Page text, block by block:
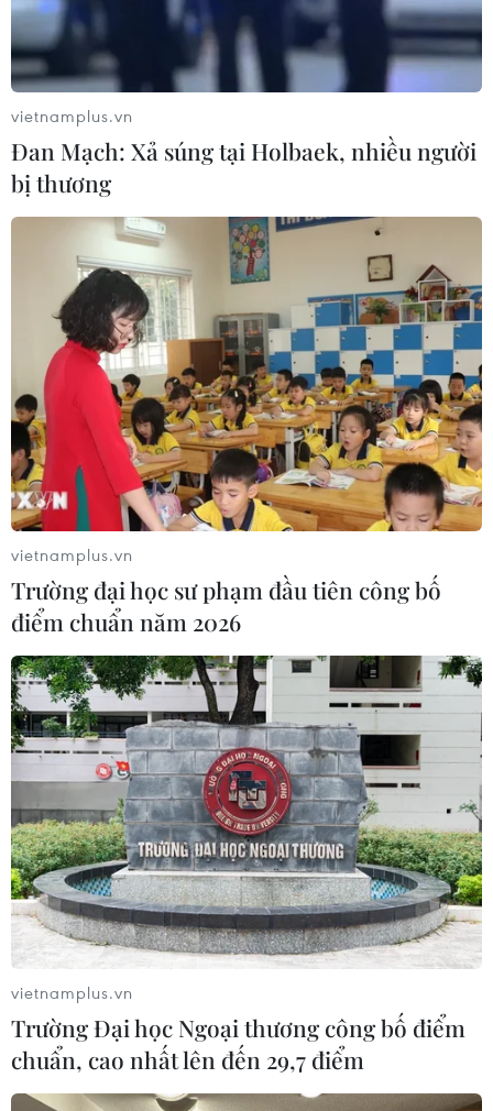
vietnamplus.vn
Đan Mạch: Xả súng tại Holbaek, nhiều người
bị thương
vietnamplus.vn
Trường đại học sư phạm đầu tiên công bố
điểm chuẩn năm 2026
vietnamplus.vn
Trường Đại học Ngoại thương công bố điểm
chuẩn, cao nhất lên đến 29,7 điểm